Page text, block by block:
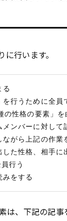
行います。
る
行うために全員
性格の要素」を
ンバーに対して
がら上記の作業
た性格、相手に
行う
は、下記の記事